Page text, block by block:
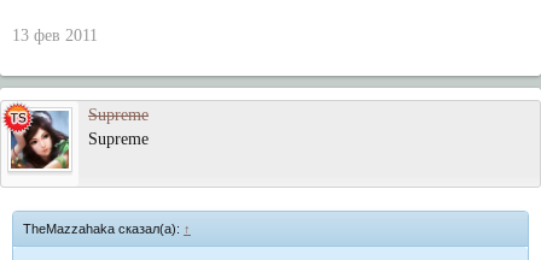
13 фев 2011
Supreme
Supreme
TheMazzahaka сказал(а): ↑